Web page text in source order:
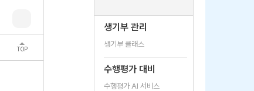
TOP
생기부 관리
생기부 클래스
수행평가 대비
수행평가 AI 서비스